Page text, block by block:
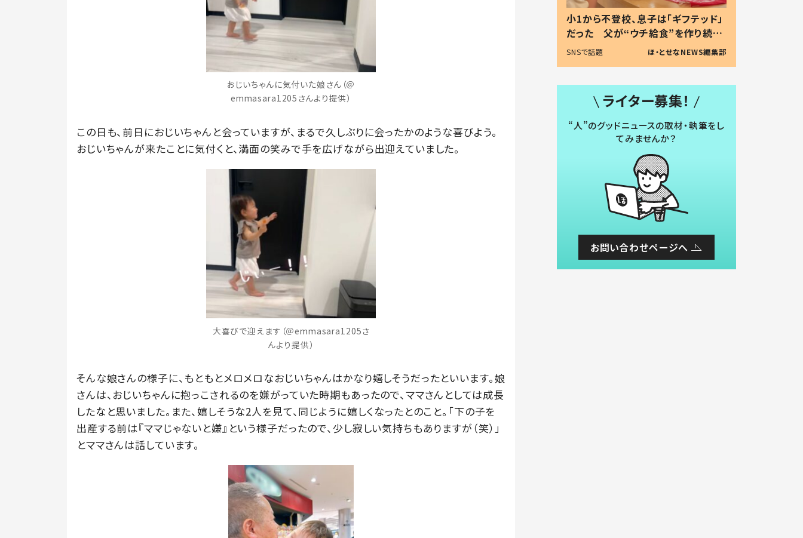
おじいちゃんに気付いた娘さん（＠
emmasara1205さんより提供）
この日も、前日におじいちゃんと会っていますが、まるで久しぶりに会ったかのような喜びよう。
おじいちゃんが来たことに気付くと、満面の笑みで手を広げながら出迎えていました。
大喜びで迎えます（＠emmasara1205さ
んより提供）
そんな娘さんの様子に、もともとメロメロなおじいちゃんはかなり嬉しそうだったといいます。娘
さんは、おじいちゃんに抱っこされるのを嫌がっていた時期もあったので、ママさんとしては成長
したなと思いました。また、嬉しそうな2人を見て、同じように嬉しくなったとのこと。「下の子を
出産する前は『ママじゃないと嫌』という様子だったので、少し寂しい気持ちもありますが（笑）」
とママさんは話しています。
小1から不登校、息子は「ギフテッド」
だった 父が“ウチ給食”を作り続け
る理由とは #令和の親 #令和の子
SNSで話題 ほ・とせなNEWS編集部
ライター募集！
“人”のグッドニュースの取材・執筆をし
てみませんか？
お問い合わせページへ